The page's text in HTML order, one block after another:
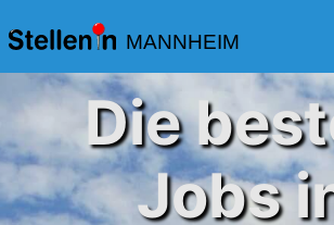
MANNHEIM
Die
Jobs